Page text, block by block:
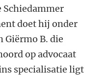
Schiedammer
doet hij onder
Giërmo B. die
op advocaat
specialisatie ligt